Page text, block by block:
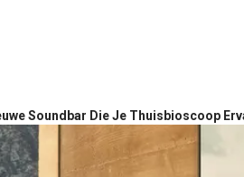
Soundbar Die Je Thuisbioscoop